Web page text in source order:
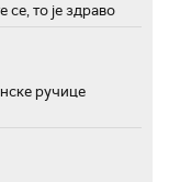
се, то је здраво
ручице